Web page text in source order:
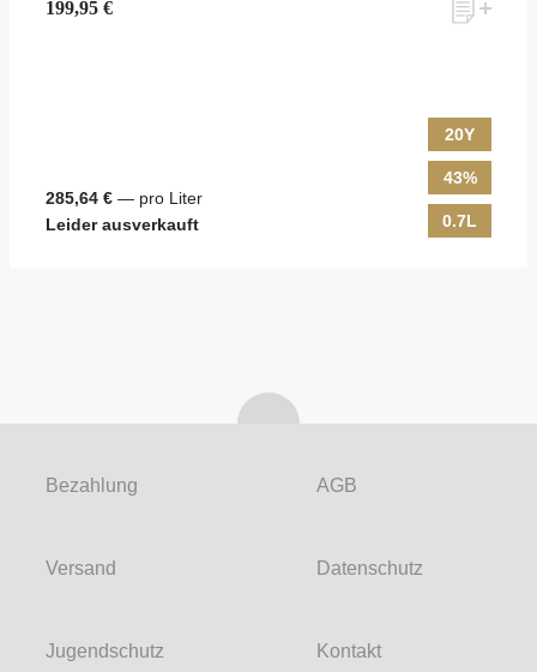
199,95 €
285,64 € — pro Liter
Leider ausverkauft
20Y
43%
0.7L
Bezahlung
Versand
AGB
Datenschutz
Jugendschutz Kontakt